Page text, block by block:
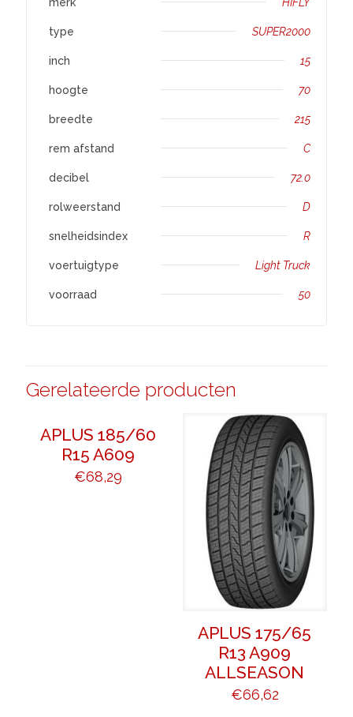
type SUPER2000
inch 15
hoogte 70
breedte 215
rem afstand C
decibel 72.0
rolweerstand D
snelheidsindex R
voertuigtype Light Truck
voorraad 50
Gerelateerde producten
APLUS 185/60
R15 A609
€68,29
APLUS 175/65
R13 A909
ALLSEASON
€66,62